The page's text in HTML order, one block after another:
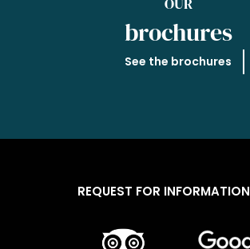
brochures
See the brochures
REQUEST FOR INFORMATION